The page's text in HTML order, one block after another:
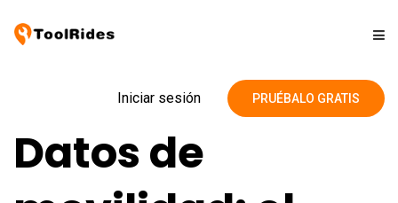
Precios
Iniciar sesión PRUÉBALO GRATIS
Datos de